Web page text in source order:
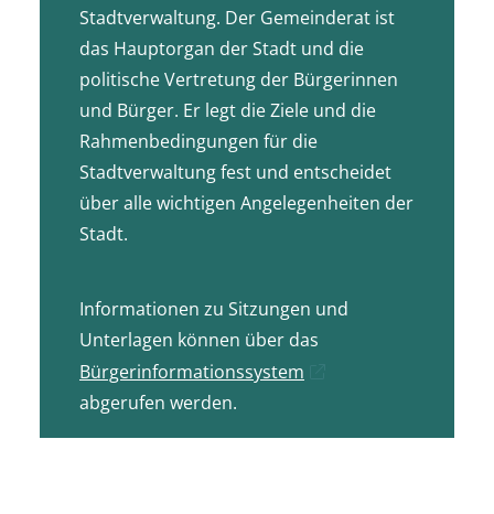
Stadtverwaltung. Der Gemeinderat ist
das Hauptorgan der Stadt und die
politische Vertretung der Bürgerinnen
und Bürger. Er legt die Ziele und die
Rahmenbedingungen für die
Stadtverwaltung fest und entscheidet
über alle wichtigen Angelegenheiten der
Stadt.
Informationen zu Sitzungen und
Unterlagen können über das
Bürgerinformationssystem
abgerufen werden.